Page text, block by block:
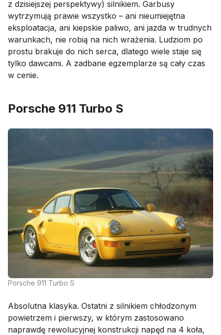
z dzisiejszej perspektywy) silnikiem. Garbusy
wytrzymują prawie wszystko – ani nieumiejętna
eksploatacja, ani kiepskie paliwo, ani jazda w trudnych
warunkach, nie robią na nich wrażenia. Ludziom po
prostu brakuje do nich serca, dlatego wiele staje się
tylko dawcami. A zadbane egzemplarze są cały czas
w cenie.
Porsche 911 Turbo S
Porsche 911 Turbo S
Absolutna klasyka. Ostatni z silnikiem chłodzonym
powietrzem i pierwszy, w którym zastosowano
naprawdę rewolucyjnej konstrukcji napęd na 4 koła,